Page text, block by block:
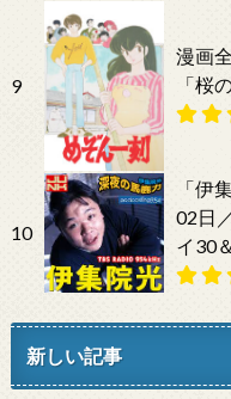
9
漫画
「桜
10
「伊
02日
イ30
新しい記事